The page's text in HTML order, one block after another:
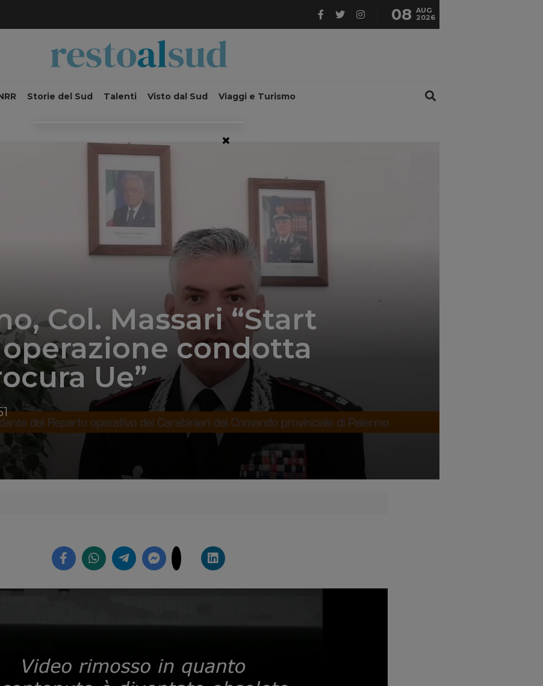
08 AUG
2026
Storie del Sud Talenti Visto dal Sud Viaggi e Turismo
';
Col. Massari “Start
condotta
Ue”
×